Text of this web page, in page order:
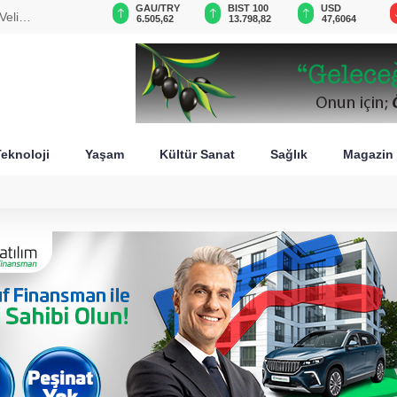
BIST 100
13.798,82
USD
47,6064
EUR
54,8404
Yaşam Kültür Sanat Sağlık Magazin